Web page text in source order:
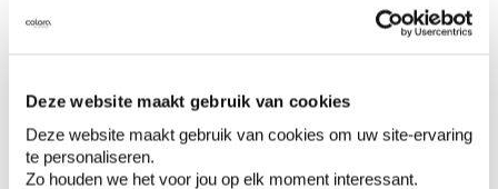
Deze website maakt gebruik van cookies
Deze website maakt gebruik van cookies om uw site-ervaring
te personaliseren.
Zo houden we het voor jou op elk moment interessant.